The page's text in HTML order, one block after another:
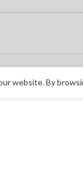
website. By